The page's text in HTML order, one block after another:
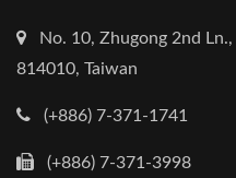
No. 10, Zhugong 2nd
814010, Taiwan
(+886) 7-371-1741
(+886) 7-371-3998